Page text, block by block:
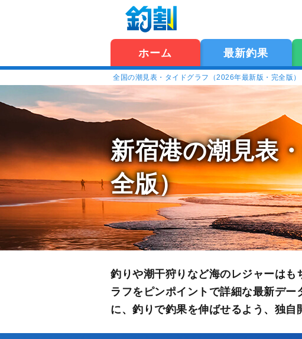
ホーム 最新釣果
全国の潮見表・タイドグラフ（2026年最新版・完全版）
新宿港の潮見表
全版）
釣りや潮干狩りなど海のレジャーは
ラフをピンポイントで詳細な最新デ
に、釣りで釣果を伸ばせるよう、独自